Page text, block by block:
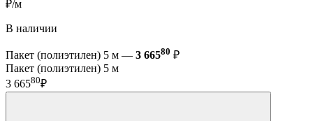
₽/м
В наличии
Пакет (полиэтилен) 5 м — 3 66580 ₽
Пакет (полиэтилен) 5 м
3 66580₽